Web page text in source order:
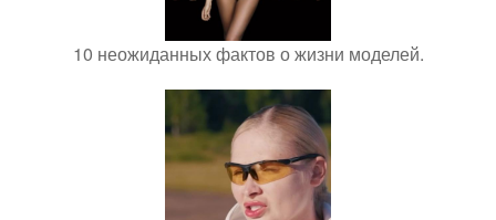
10 неожиданных фактов о жизни моделей.